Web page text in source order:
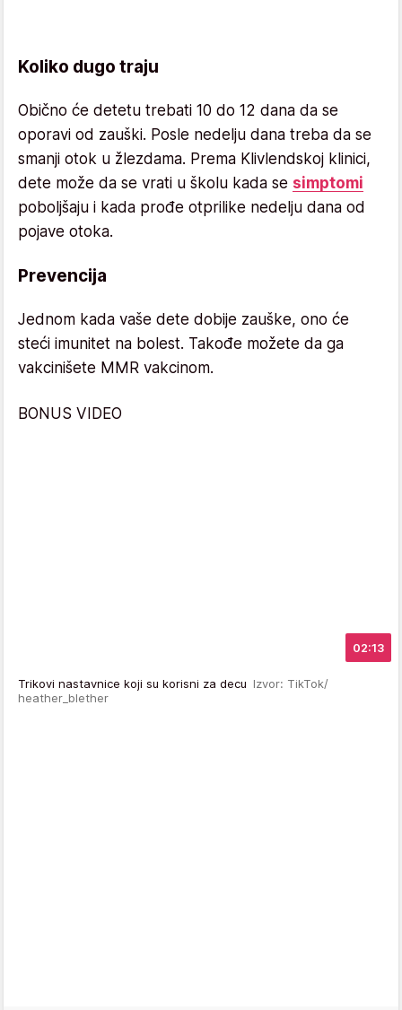
Koliko dugo traju
Obično će detetu trebati 10 do 12 dana da se
oporavi od zauški. Posle nedelju dana treba da se
smanji otok u žlezdama. Prema Klivlendskoj klinici,
dete može da se vrati u školu kada se simptomi
poboljšaju i kada prođe otprilike nedelju dana od
pojave otoka.
Prevencija
Jednom kada vaše dete dobije zauške, ono će
steći imunitet na bolest. Takođe možete da ga
vakcinišete MMR vakcinom.
BONUS VIDEO
02:13
Trikovi nastavnice koji su korisni za decu Izvor: TikTok/
heather_blether